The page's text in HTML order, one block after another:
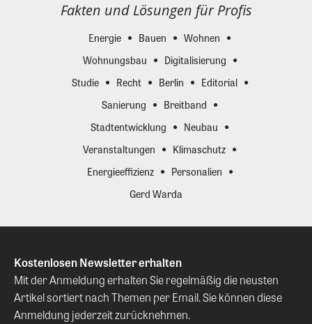
Fakten und Lösungen für Profis
Energie Bauen
Wohnen
Wohnungsbau
Digitalisierung
Studie
Recht Berlin
Editorial
Sanierung
Breitband
Stadtentwicklung
Neubau
Veranstaltungen
Klimaschutz
Energieeffizienz
Personalien
Gerd Warda
Kostenlosen Newsletter erhalten
Mit der Anmeldung erhalten Sie regelmäßig die neusten
Artikel sortiert nach Themen per Email. Sie können diese
Anmeldung jederzeit zurücknehmen.